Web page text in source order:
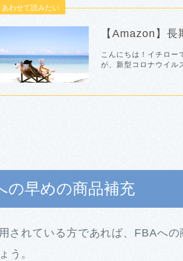
【Amazon】
こんにちは！イチロ
が、新型コロナウイル
の早めの商品補充
されている方であれば、FBAへ
う。